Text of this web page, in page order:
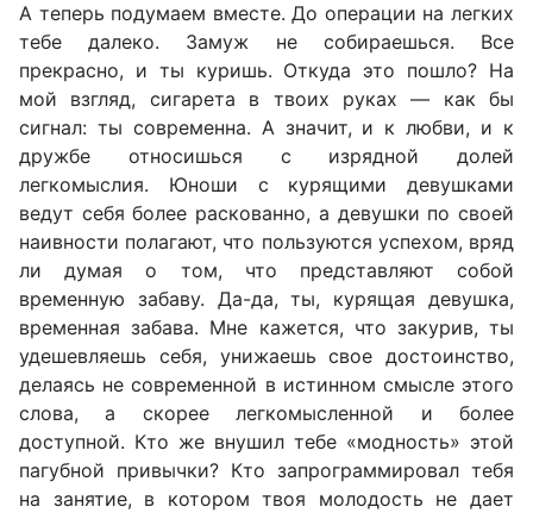
А теперь подумаем вместе. До операции на легких
тебе далеко. Замуж не собираешься. Все
прекрасно, и ты куришь. Откуда это пошло? На
мой взгляд, сигарета в твоих руках — как бы
сигнал: ты современна. А значит, и к любви, и к
дружбе относишься с изрядной долей
легкомыслия. Юноши с курящими девушками
ведут себя более раскованно, а девушки по своей
наивности полагают, что пользуются успехом, вряд
ли думая о том, что представляют собой
временную забаву. Да-да, ты, курящая девушка,
временная забава. Мне кажется, что закурив, ты
удешевляешь себя, унижаешь свое достоинство,
делаясь не современной в истинном смысле этого
слова, а скорее легкомысленной и более
доступной. Кто же внушил тебе «модность» этой
пагубной привычки? Кто запрограммировал тебя
на занятие, в котором твоя молодость не дает